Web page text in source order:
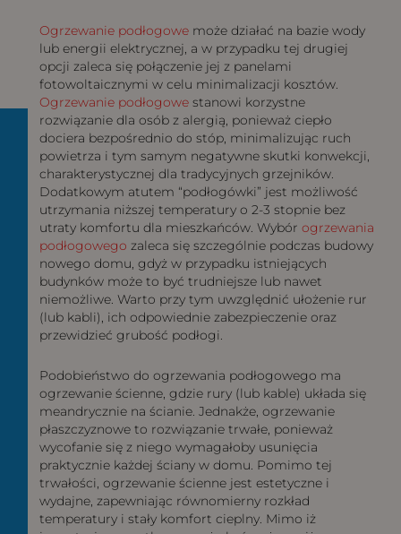
Ogrzewanie podłogowemoże działać na bazie wody
lub energii elektrycznej, a w przypadku tej drugiej
opcji zaleca się połączenie jej z panelami
fotowoltaicznymi w celu minimalizacji kosztów.
Ogrzewanie podłogowestanowi korzystne
rozwiązanie dla osób z alergią, ponieważ ciepło
dociera bezpośrednio do stóp, minimalizując ruch
powietrza i tym samym negatywne skutki konwekcji,
charakterystycznej dla tradycyjnych grzejników.
Dodatkowym atutem “podłogówki” jest możliwość
utrzymania niższej temperatury o 2-3 stopnie bez
utraty komfortu dla mieszkańców. Wybór ogrzewania
podłogowego zaleca się szczególnie podczas budowy
nowego domu, gdyż w przypadku istniejących
budynków może to być trudniejsze lub nawet
niemożliwe. Warto przy tym uwzględnić ułożenie rur
(lub kabli), ich odpowiednie zabezpieczenie oraz
przewidzieć grubość podłogi.
Podobieństwo do ogrzewania podłogowego ma
ogrzewanie ścienne, gdzie rury (lub kable) układa się
meandrycznie na ścianie. Jednakże, ogrzewanie
płaszczyznowe to rozwiązanie trwałe, ponieważ
wycofanie się z niego wymagałoby usunięcia
praktycznie każdej ściany w domu. Pomimo tej
trwałości, ogrzewanie ścienne jest estetyczne i
wydajne, zapewniając równomierny rozkład
temperatury i stały komfort cieplny. Mimo iż